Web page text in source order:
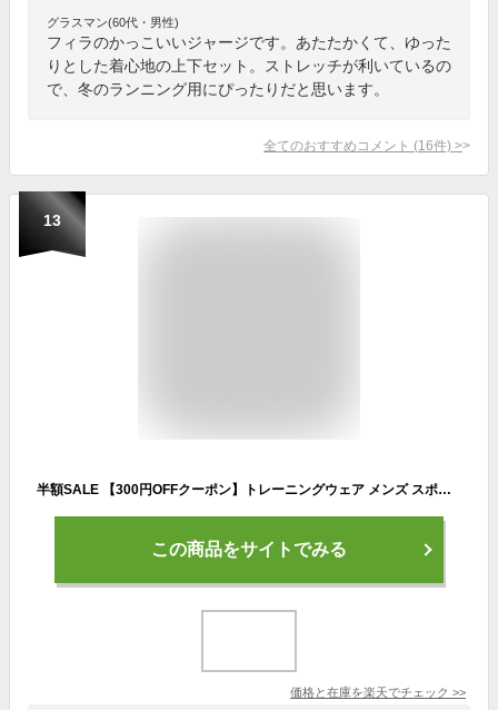
グラスマン(60代・男性)
フィラのかっこいいジャージです。あたたかくて、ゆった
りとした着心地の上下セット。ストレッチが利いているの
で、冬のランニング用にぴったりだと思います。
全てのおすすめコメント (16件) >
13
半額SALE 【300円OFFクーポン】トレーニングウェア メンズ スポーツウェア ランニングウェア 上下 セット コンプレッションウェア ジムウェア ウォーキング ウェア 春 夏 秋 冬 五点セット パーカー 長袖 半袖トップス メッシュ 黒 おしゃれ
この商品をサイトでみる
価格と在庫を楽天でチェック >>